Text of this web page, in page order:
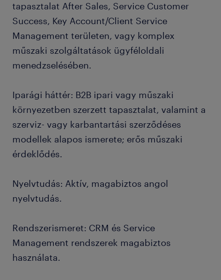
tapasztalat After Sales, Service Customer
Success, Key Account/Client Service
Management területen, vagy komplex
műszaki szolgáltatások ügyféloldali
menedzselésében.
Iparági háttér: B2B ipari vagy műszaki
környezetben szerzett tapasztalat, valamint a
szerviz- vagy karbantartási szerződéses
modellek alapos ismerete; erős műszaki
érdeklődés.
Nyelvtudás: Aktív, magabiztos angol
nyelvtudás.
Rendszerismeret: CRM és Service
Management rendszerek magabiztos
használata.